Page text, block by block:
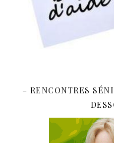
– RENCONTRES